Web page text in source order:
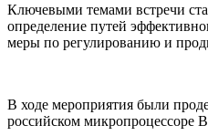
Ключевыми темами встречи
определение путей
меры по регулированию и
В ходе мероприятия были
российском